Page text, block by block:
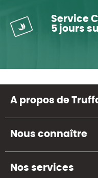
Service
5 jours
A propos de
Nous connaître
Nos services